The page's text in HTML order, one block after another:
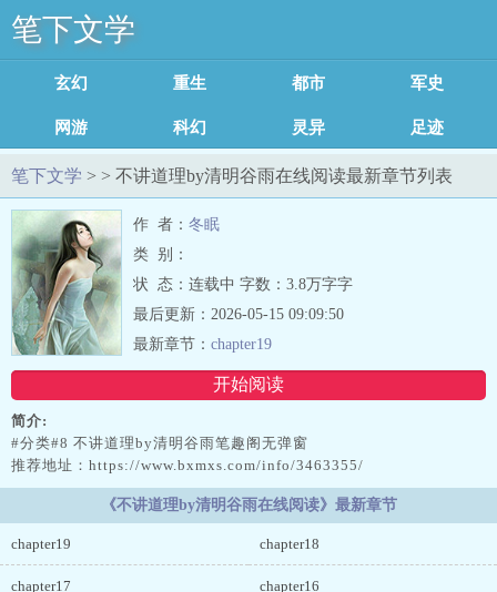
笔下文学
玄幻修真 重生穿越 都市小说 军史小说
网游小说 科幻小说 灵异小说 足迹记录
笔下文学 > > 不讲道理by清明谷雨在线阅读最新章节列表
作 者： 冬眠
类 别：
状 态：连载中 字数：3.8万字字
开始阅读
最后更新：2026-05-15 09:09:50
最新章节： chapter19
简介:
#分类#8 不讲道理by清明谷雨笔趣阁无弹窗
推荐地址：https://www.bxmxs.com/info/3463355/
《不讲道理by清明谷雨在线阅读》最新章节
chapter19 chapter18
chapter17 chapter16